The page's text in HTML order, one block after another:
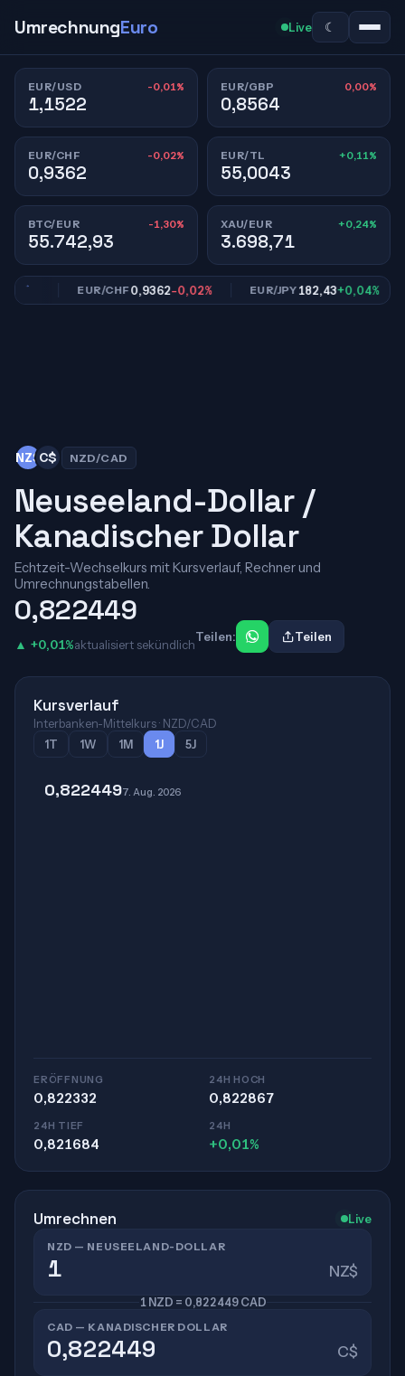
UmrechnungEuro Live ☾
EUR/USD -0,01%
1,1522
EUR/GBP 0,00%
0,8564
EUR/CHF -0,02%
0,9362
EUR/TL +0,11%
55,0043
BTC/EUR -1,30%
55.742,93
XAU/EUR +0,24%
3.698,71
EUR/CHF0,9362-0,02% EUR/JPY182,43+0,04%
NZ$C$ NZD/CAD
Neuseeland-Dollar /
Kanadischer Dollar
Echtzeit-Wechselkurs mit Kursverlauf, Rechner und
Umrechnungstabellen.
0,822449
▲ +0,01%aktualisiert sekündlich
Teilen: Teilen
Kursverlauf
Interbanken-Mittelkurs · NZD/CAD
1T
1W 1M 1J 5J
0,8224497. Aug. 2026
ERÖFFNUNG
0,822332
24H HOCH
0,822867
24H TIEF
0,821684
24H
+0,01%
Umrechnen Live
NZD — NEUSEELAND-DOLLAR
NZ$
1 NZD = 0,822449 CAD
CAD — KANADISCHER DOLLAR
C$